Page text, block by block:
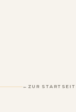
ZUR